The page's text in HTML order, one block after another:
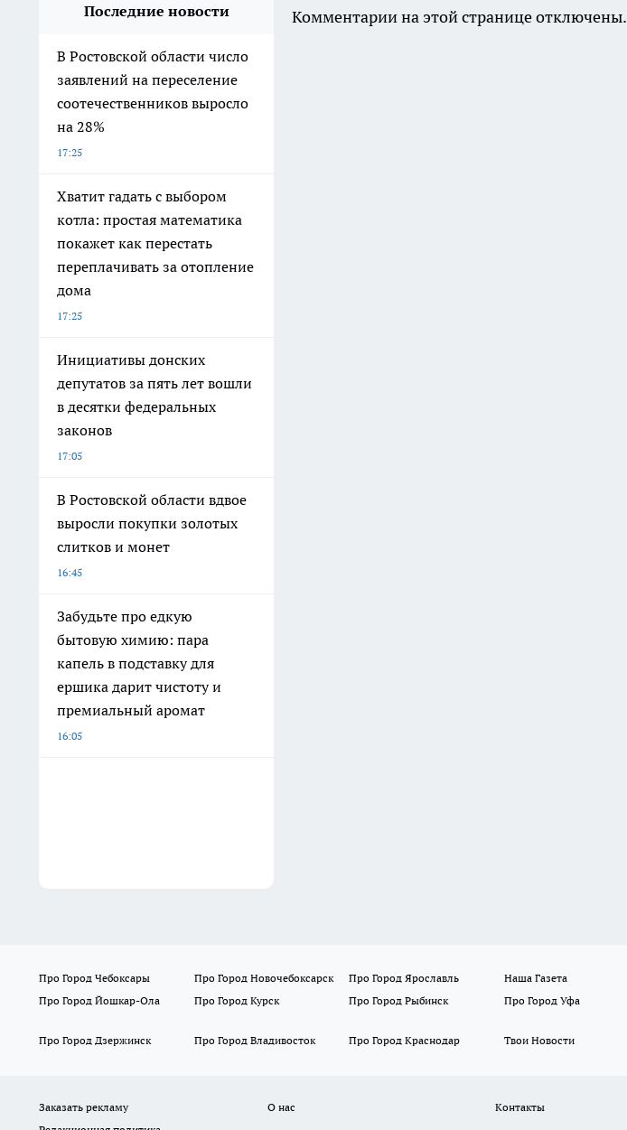
Последние новости
В Ростовской области число
заявлений на переселение
соотечественников выросло
на 28%
17:25
Хватит гадать с выбором
котла: простая математика
покажет как перестать
переплачивать за отопление
дома
17:25
Инициативы донских
депутатов за пять лет вошли
в десятки федеральных
законов
17:05
В Ростовской области вдвое
выросли покупки золотых
слитков и монет
16:45
Забудьте про едкую
бытовую химию: пара
капель в подставку для
ершика дарит чистоту и
премиальный аромат
16:05
Комментарии на этой странице отключены.
Про Город Чебоксары Про Город Новочебоксарск Про Город Ярославль Наша Газета
Про Город Йошкар-Ола
Про Город Курск Про Город Рыбинск Про Город Уфа
Про Город Дзержинск
Про Город Владивосток Про Город Краснодар Твои Новости
Заказать рекламу О нас
Контакты